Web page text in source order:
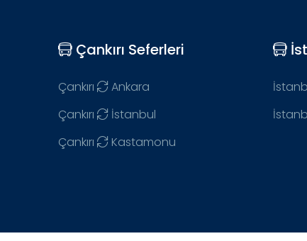
Çankırı Seferleri
Çankırı
Ankara
Çankırı
İstanbul
Çankırı
Kastamonu